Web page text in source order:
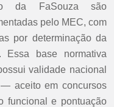
da FaSouza são
pelo MEC, com
por determinação da
Essa base normativa
validade nacional
aceito em concursos
funcional e pontuação